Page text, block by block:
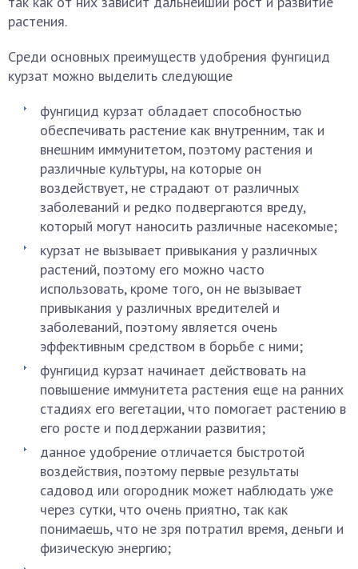
растения.
Среди основных преимуществ удобрения фунгицид
курзат можно выделить следующие
фунгицид курзат обладает способностью
обеспечивать растение как внутренним, так и
внешним иммунитетом, поэтому растения и
различные культуры, на которые он
воздействует, не страдают от различных
заболеваний и редко подвергаются вреду,
который могут наносить различные насекомые;
курзат не вызывает привыкания у различных
растений, поэтому его можно часто
использовать, кроме того, он не вызывает
привыкания у различных вредителей и
заболеваний, поэтому является очень
эффективным средством в борьбе с ними;
фунгицид курзат начинает действовать на
повышение иммунитета растения еще на ранних
стадиях его вегетации, что помогает растению в
его росте и поддержании развития;
данное удобрение отличается быстротой
воздействия, поэтому первые результаты
садовод или огородник может наблюдать уже
через сутки, что очень приятно, так как
понимаешь, что не зря потратил время, деньги и
физическую энергию;